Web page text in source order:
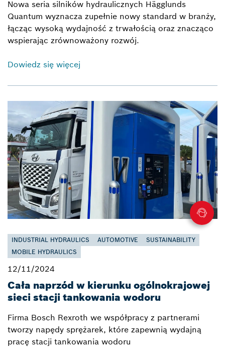
Nowa seria silników hydraulicznych Hägglunds
Quantum wyznacza zupełnie nowy standard w branży,
łącząc wysoką wydajność z trwałością oraz znacząco
wspierając zrównoważony rozwój.
Dowiedz się więcej
INDUSTRIAL HYDRAULICS AUTOMOTIVE
SUSTAINABILITY
MOBILE HYDRAULICS
12/11/2024
Cała naprzód w kierunku ogólnokrajowej
sieci stacji tankowania wodoru
Firma Bosch Rexroth we współpracy z partnerami
tworzy napędy sprężarek, które zapewnią wydajną
pracę stacji tankowania wodoru